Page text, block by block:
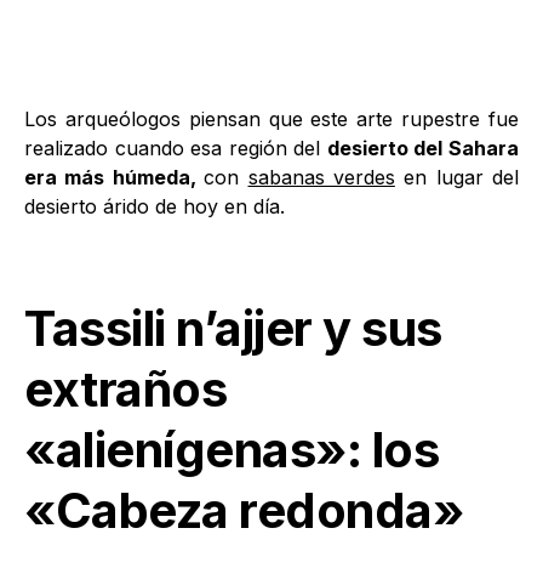
Los arqueólogos piensan que este arte rupestre fue
realizado cuando esa región del desierto del Sahara
era más húmeda,con sabanas verdes en lugar del
desierto árido de hoy en día.
Tassili n’ajjer y sus
extraños
«alienígenas»: los
«Cabeza redonda»